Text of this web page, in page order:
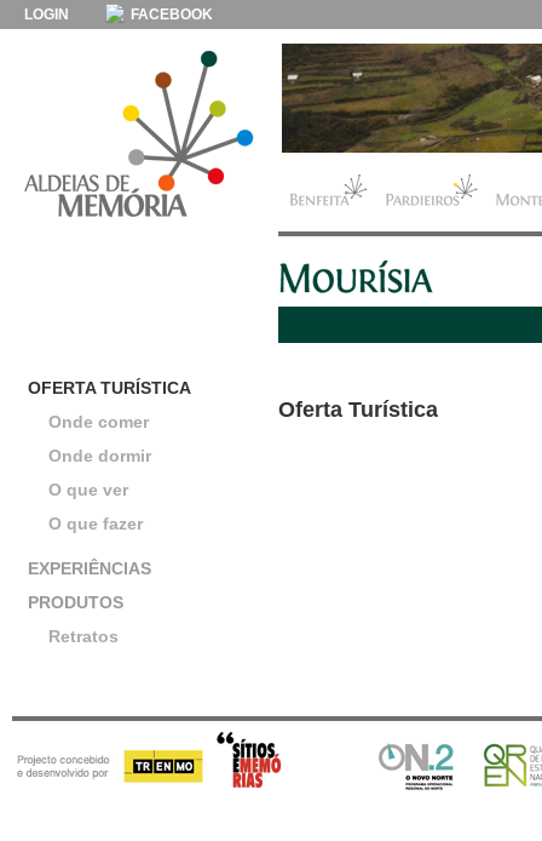
LOGIN FACEBOOK
OFERTA TURÍSTICA
Onde comer
Onde dormir
O que ver
O que fazer
EXPERIÊNCIAS
PRODUTOS
Retratos
Oferta Turística